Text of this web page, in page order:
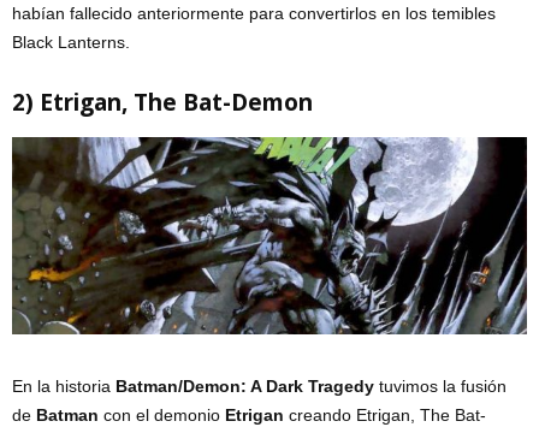
habían fallecido anteriormente para convertirlos en los temibles
Black Lanterns.
2) Etrigan, The Bat-Demon
En la historia Batman/Demon: A Dark Tragedy tuvimos la fusión
de Batman con el demonio Etrigan creando Etrigan, The Bat-